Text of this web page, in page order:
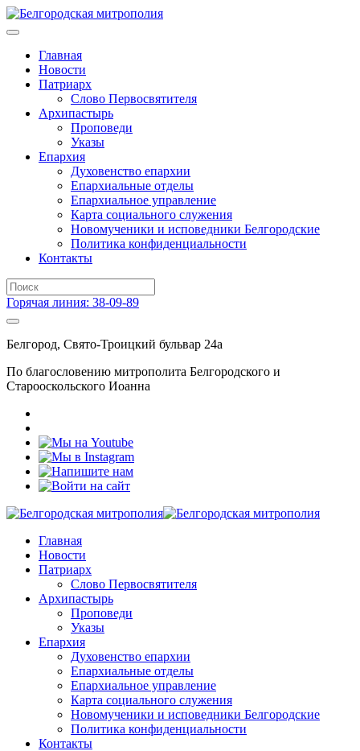
Главная
Новости
Патриарх
Слово Первосвятителя
Архипастырь
Проповеди
Указы
Епархия
Духовенство епархии
Епархиальные отделы
Епархиальное управление
Карта социального служения
Новомученики и исповедники Белгородские
Политика конфиденциальности
Контакты
Горячая линия: 38-09-89
Белгород, Свято-Троицкий бульвар 24а
По благословению митрополита Белгородского и
Старооскольского Иоанна
Главная
Новости
Патриарх
Слово Первосвятителя
Архипастырь
Проповеди
Указы
Епархия
Духовенство епархии
Епархиальные отделы
Епархиальное управление
Карта социального служения
Новомученики и исповедники Белгородские
Политика конфиденциальности
Контакты